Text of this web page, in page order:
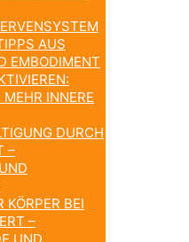
AUS
EMBODIMENT
INNERE
DURCH
–
KÖRPER BEI
–